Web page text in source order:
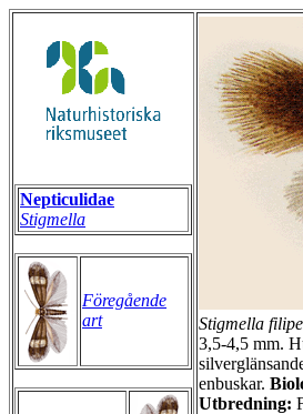
Nepticulidae
Stigmella
Föregående
art
Stigmella
3,5-4,5 mm.
enbuskar.
Utbredning: